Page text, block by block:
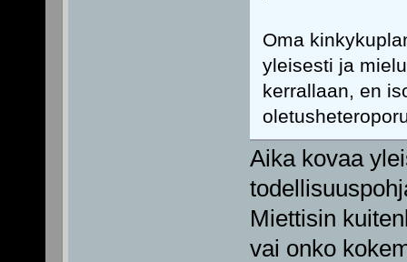
Oma
yleisesti ja
kerrallaan, en
Aika kovaa
Miettisin
vai onko